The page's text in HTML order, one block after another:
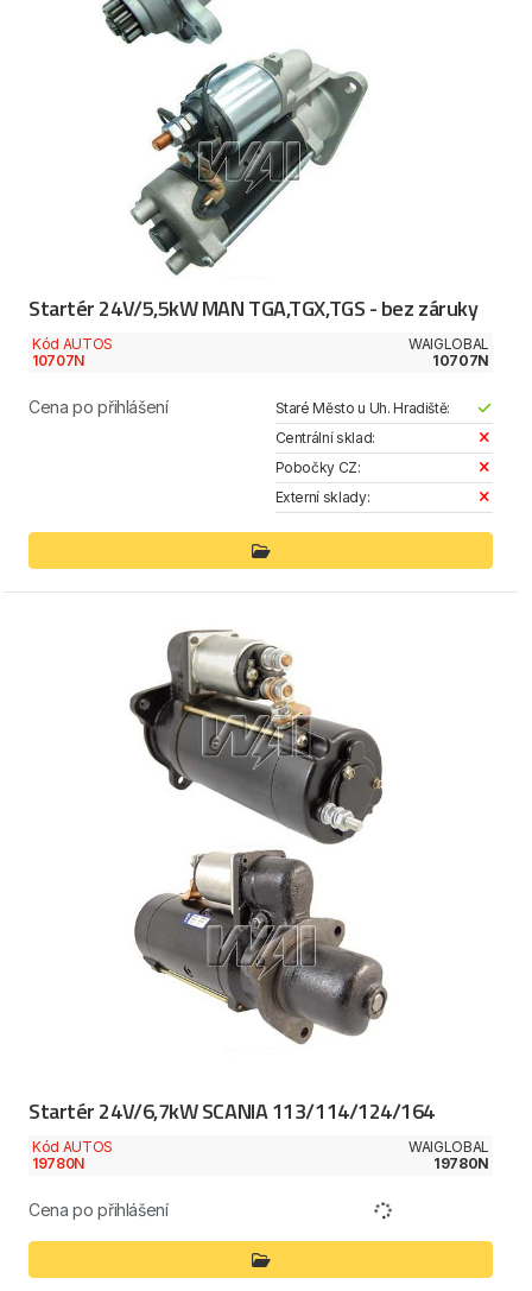
Startér 24V/5,5kW MAN TGA,TGX,TGS - bez záruky
Kód AUTOS
10707N
WAIGLOBAL
10707N
Cena po přihlášení
Staré Město u Uh. Hradiště:
Centrální sklad:
Pobočky CZ:
Externí sklady:
Startér 24V/6,7kW SCANIA 113/114/124/164
Kód AUTOS
19780N
WAIGLOBAL
19780N
Cena po přihlášení